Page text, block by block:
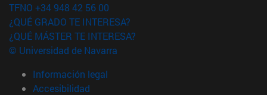
TFNO +34 948 42 56 00
¿QUÉ GRADO TE INTERESA?
¿QUÉ MÁSTER TE INTERESA?
© Universidad de Navarra
Información legal
Accesibilidad